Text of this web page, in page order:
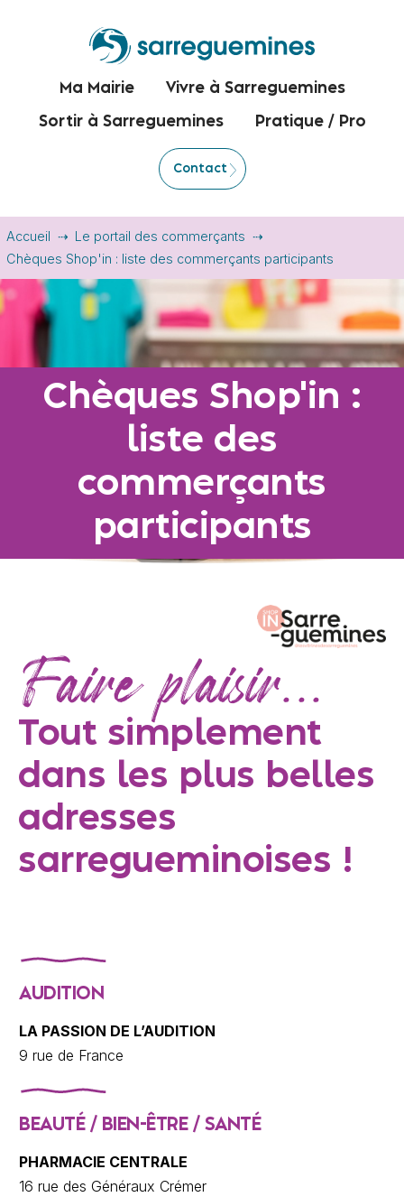
Ma Mairie Vivre à Sarreguemines
Sortir à Sarreguemines Pratique / Pro
Contact
Accueil
Le portail des commerçants
Chèques Shop'in : liste des commerçants participants
Chèques Shop'in :
liste des
commerçants
participants
Faire plaisir...
Tout simplement
dans les plus belles
adresses
sarregueminoises !
AUDITION
LA PASSION DE L’AUDITION
9 rue de France
BEAUTÉ / BIEN-ÊTRE / SANTÉ
PHARMACIE CENTRALE
16 rue des Généraux Crémer